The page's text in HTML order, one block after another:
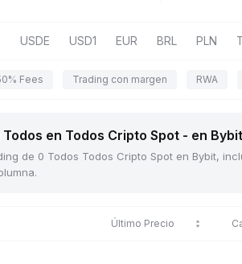
USDE USD1 EUR BRL PLN
Fees Trading con margen RWA
en Todos Cripto Spot - en Bybit
de 0 Todos Todos Cripto Spot en Bybit,
Último Precio